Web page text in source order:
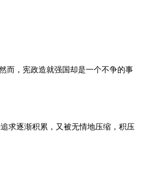
而，宪政造就强国却是一个不争的事
求逐渐积累，又被无情地压缩，积压